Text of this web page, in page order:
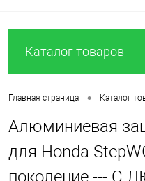
Каталог товаров
Главная страница • Каталог
Алюминиевая
для Honda
поколение --- С